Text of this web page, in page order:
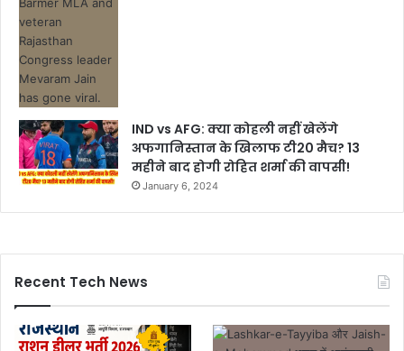
IND vs AFG: क्या कोहली नहीं खेलेंगे
अफगानिस्तान के खिलाफ टी20 मैच? 13
महीने बाद होगी रोहित शर्मा की वापसी!
January 6, 2024
Recent Tech News